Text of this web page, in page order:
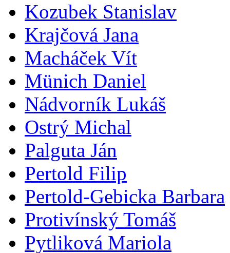
Kozubek Stanislav
Krajčová Jana
Macháček Vít
Münich Daniel
Nádvorník Lukáš
Ostrý Michal
Palguta Ján
Pertold Filip
Pertold-Gebicka Barbara
Protivínský Tomáš
Pytliková Mariola